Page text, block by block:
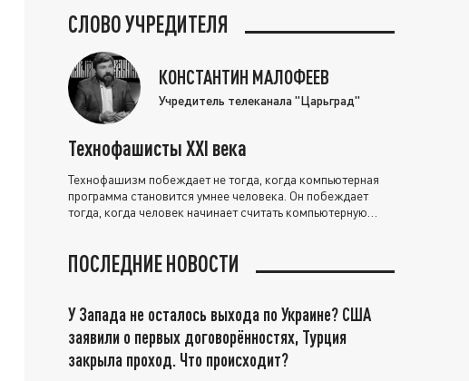
СЛОВО УЧРЕДИТЕЛЯ
КОНСТАНТИН МАЛОФЕЕВ
Учредитель телеканала "Царьград"
Технофашисты XXI века
Технофашизм побеждает не тогда, когда компьютерная
программа становится умнее человека. Он побеждает
тогда, когда человек начинает считать компьютерную
ПОСЛЕДНИЕ НОВОСТИ
У Запада не осталось выхода по Украине? США
заявили о первых договорённостях, Турция
закрыла проход. Что происходит?